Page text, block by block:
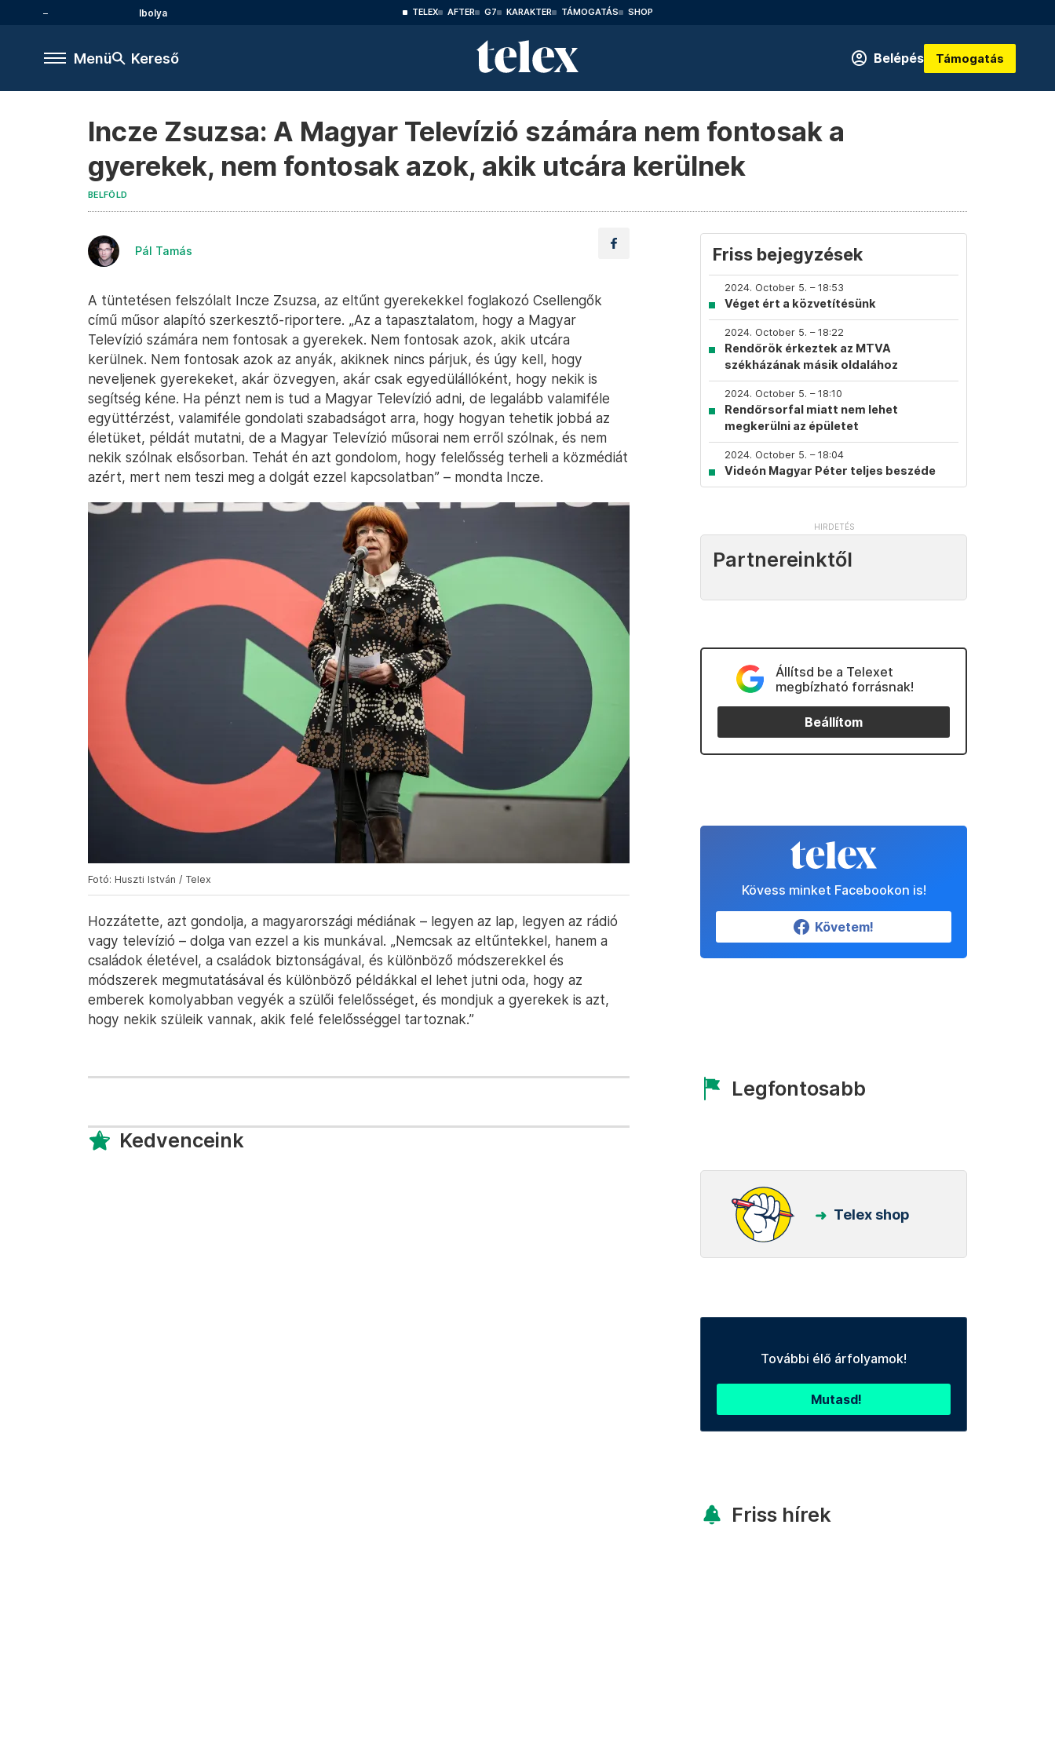
Ibolya TELEX AFTER G7 KARAKTER TÁMOGATÁS SHOP
Menü Kereső Belépés Támogatás
Incze Zsuzsa: A Magyar Televízió számára nem fontosak a
gyerekek, nem fontosak azok, akik utcára kerülnek
BELFÖLD
Pál Tamás
A tüntetésen felszólalt Incze Zsuzsa, az eltűnt gyerekekkel foglakozó Csellengők
című műsor alapító szerkesztő-riportere. „Az a tapasztalatom, hogy a Magyar
Televízió számára nem fontosak a gyerekek. Nem fontosak azok, akik utcára
kerülnek. Nem fontosak azok az anyák, akiknek nincs párjuk, és úgy kell, hogy
neveljenek gyerekeket, akár özvegyen, akár csak egyedülállóként, hogy nekik is
segítség kéne. Ha pénzt nem is tud a Magyar Televízió adni, de legalább valamiféle
együttérzést, valamiféle gondolati szabadságot arra, hogy hogyan tehetik jobbá az
életüket, példát mutatni, de a Magyar Televízió műsorai nem erről szólnak, és nem
nekik szólnak elsősorban. Tehát én azt gondolom, hogy felelősség terheli a közmédiát
azért, mert nem teszi meg a dolgát ezzel kapcsolatban” – mondta Incze.
Fotó: Huszti István / Telex
Hozzátette, azt gondolja, a magyarországi médiának – legyen az lap, legyen az rádió
vagy televízió – dolga van ezzel a kis munkával. „Nemcsak az eltűntekkel, hanem a
családok életével, a családok biztonságával, és különböző módszerekkel és
módszerek megmutatásával és különböző példákkal el lehet jutni oda, hogy az
emberek komolyabban vegyék a szülői felelősséget, és mondjuk a gyerekek is azt,
hogy nekik szüleik vannak, akik felé felelősséggel tartoznak.”
Kedvenceink
Friss bejegyzések
2024. October 5. – 18:53
Véget ért a közvetítésünk
2024. October 5. – 18:22
Rendőrök érkeztek az MTVA
székházának másik oldalához
2024. October 5. – 18:10
Rendőrsorfal miatt nem lehet
megkerülni az épületet
2024. October 5. – 18:04
Videón Magyar Péter teljes beszéde
Partnereinktől
Állítsd be a Telexet
megbízható forrásnak!
Beállítom
Kövess minket Facebookon is!
Követem!
Legfontosabb
Telex shop
További élő árfolyamok!
Mutasd!
Friss hírek